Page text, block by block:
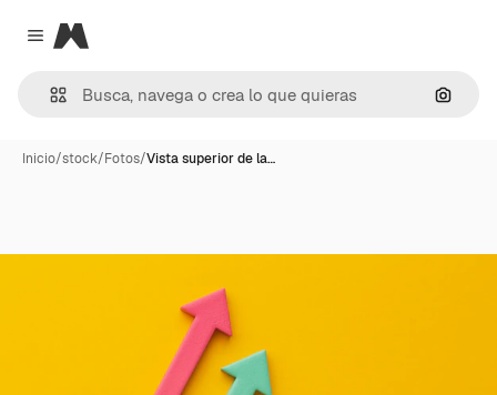
Close menu
Magnific
Inicio/stock/Fotos/Vista superior de la…